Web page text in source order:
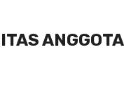
ANGGOTA